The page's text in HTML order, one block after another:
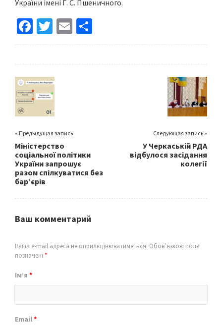
України імені Г. С. Пшеничного.
Fa
ce
o
o
k
T
wi
er
E
m h
« Предыдущая запись
Міністерство
соціальної політики
України запрошує
разом спілкуватися без
бар’єрів
Следующая запись »
У Черкаській РДА
відбулося засідання
колегії
Ваш комментарий
Ваша e-mail адреса не оприлюднюватиметься. Обов’язкові поля
позначені *
Ім’я *
Email*